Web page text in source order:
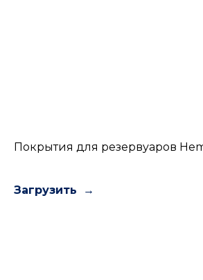
Покрытия для резервуаров
Загрузить